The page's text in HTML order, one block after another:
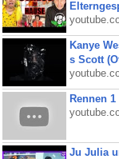
Kanye
s Scott
Rennen
Ju Julia